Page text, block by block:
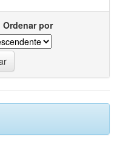
Ordenar por